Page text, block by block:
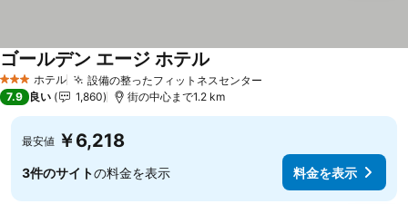
3 ホテルのランク
ホテル 設備の整ったフィットネスセンター
ゴールデン エージ ホテル
7.9 良い 1,860 街の中心まで1.2 km
最安値 ￥6,218
3件のサイトの料金を表示 料金を表示